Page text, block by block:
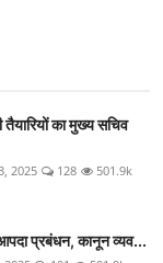
का मुख्य सचिव
2025 128 501.9k
प्रबंधन, कानून व्यव...